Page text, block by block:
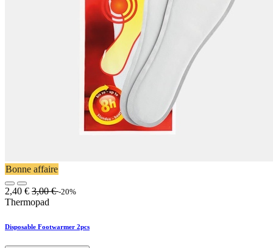
Bonne affaire
2,40 € 3,00€ -20%
Thermopad
Disposable Footwarmer 2pcs